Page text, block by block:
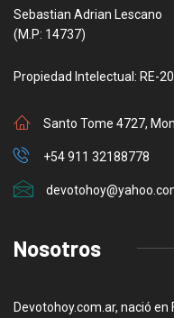
Sebastian Adrian Lescano
(M.P: 14737)
Propiedad Intelectual: RE-
Santo Tome 4727,
+54 911 32188778
Nosotros
Devotohoy.com.ar, nació en